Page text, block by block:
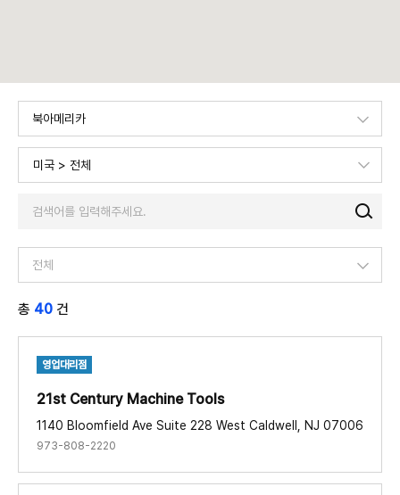
북아메리카
유럽
북아메리카
오세아니아
중동
미국 > 전체
검
전체
영업사업소
서비스센터
사업장
총 40 건
영업대리점
21st Century Machine Tools​
1140 Bloomfield Ave Suite 228 West Caldwell, NJ 07006
973-808-2220